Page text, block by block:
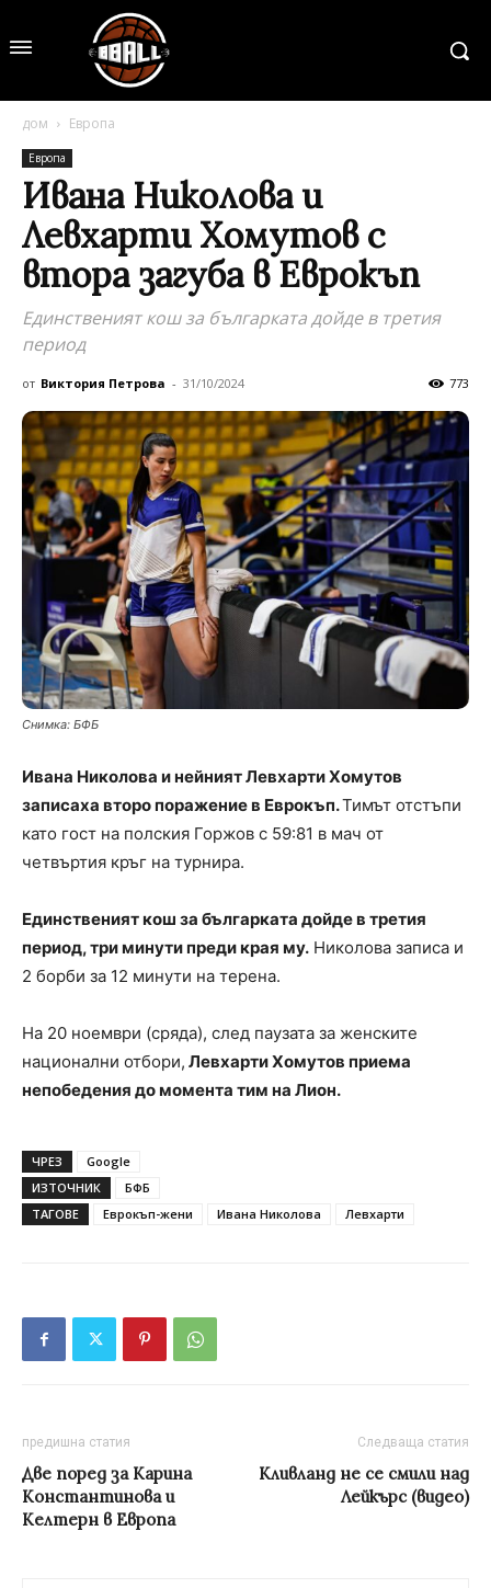
дом Европа
Европа
Ивана Николова и
Левхарти Хомутов с
втора загуба в Еврокъп
Единственият кош за българката дойде в третия
период
от Виктория Петрова - 31/10/2024 773
Снимка: БФБ
Ивана Николова и нейният Левхарти Хомутов
записаха второ поражение в Еврокъп.Тимът отстъпи
като гост на полския Горжов с 59:81 в мач от
четвъртия кръг на турнира.
Единственият кош за българката дойде в третия
период, три минути преди края му. Николова записа и
2 борби за 12 минути на терена.
На 20 ноември (сряда), след паузата за женските
национални отбори, Левхарти Хомутов приема
непобедения до момента тим на Лион.
ЧРЕЗ
Google
ИЗТОЧНИК
БФБ
ТАГОВЕ
Еврокъп-жени Ивана Николова Левхарти
предишна статия
Две поред за Карина
Константинова и
Келтерн в Европа
Следваща статия
Кливланд не се смили над
Лейкърс (видео)